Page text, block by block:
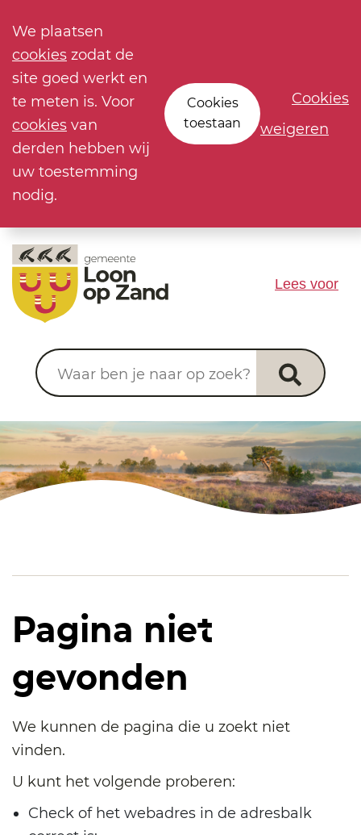
We plaatsen
cookies zodat de
site goed werkt en
te meten is. Voor
cookies van
derden hebben wij
uw toestemming
nodig.
Cookies
toestaan
Cookies
weigeren
Waar ben je naar op zoek?
Lees voor
Pagina niet
gevonden
We kunnen de pagina die u zoekt niet
vinden.
U kunt het volgende proberen:
Check of het webadres in de adresbalk